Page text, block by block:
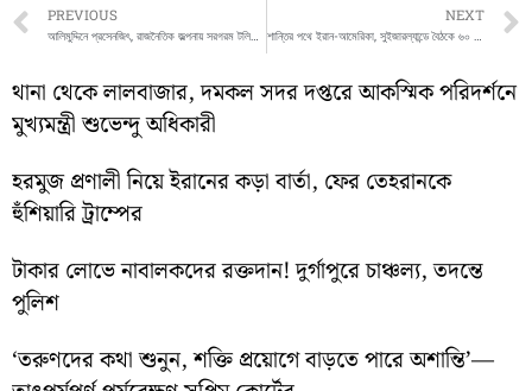
Prev
PREVIOUS
আলিমুদ্দিনে প্রসেনজিৎ, রাজনৈতিক জল্পনায় সরগরম টলিপাড়া
NEXT
শান্তির পথে ইরান-আমেরিকা, সুইজারল্যান্ডে বৈঠকে ৬০ দিনের রোডম্যাপে সম্মতি
থানা থেকে লালবাজার, দমকল সদর দপ্তরে আকস্মিক পরিদর্শনে
মুখ্যমন্ত্রী শুভেন্দু অধিকারী
হরমুজ প্রণালী নিয়ে ইরানের কড়া বার্তা, ফের তেহরানকে
হুঁশিয়ারি ট্রাম্পের
টাকার লোভে নাবালকদের রক্তদান! দুর্গাপুরে চাঞ্চল্য, তদন্তে
পুলিশ
‘তরুণদের কথা শুনুন, শক্তি প্রয়োগে বাড়তে পারে অশান্তি’—